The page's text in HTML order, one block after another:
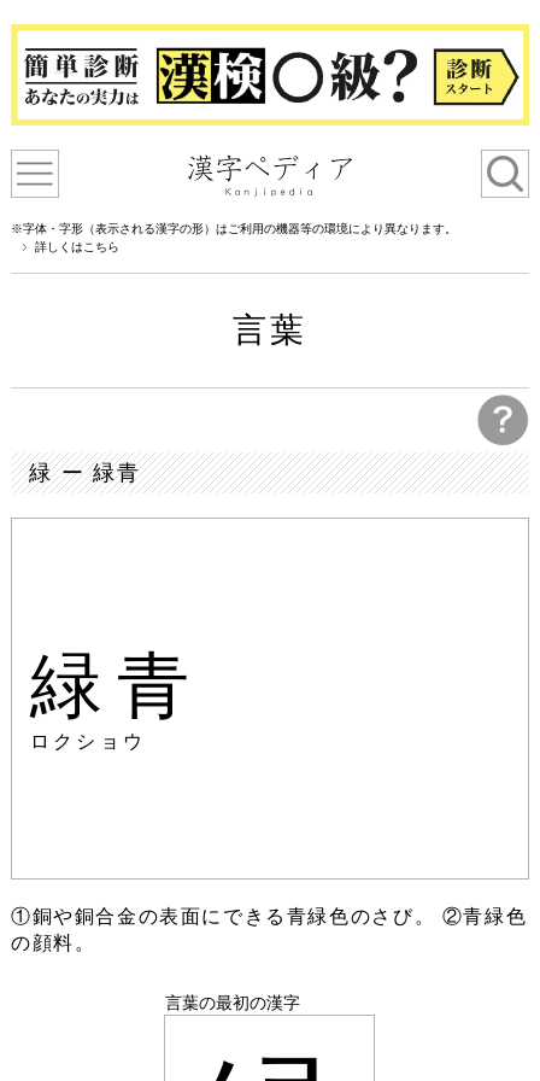
※字体・字形（表示される漢字の形）はご利用の機器等の環境により異なります。
詳しくはこちら
言葉
緑 ー 緑青
緑青
ロクショウ
①銅や銅合金の表面にできる青緑色のさび。 ②青緑色
の顔料。
言葉の最初の漢字